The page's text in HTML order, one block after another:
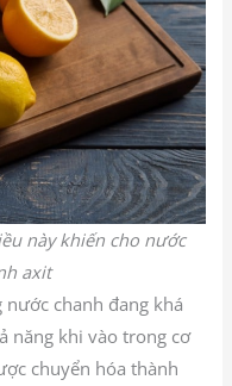
này khiến cho nước
axit
nước chanh đang khá
năng khi vào trong cơ
chuyển hóa thành